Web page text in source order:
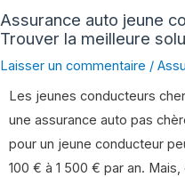
Assurance auto jeune
Trouver la meilleure
Laisser un commentaire /
Les jeunes conducteurs
une assurance auto pas
pour un jeune conducteur
100 € à 1 500 € par an. Mais,